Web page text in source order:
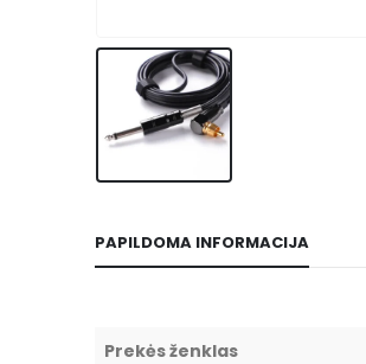
PAPILDOMA INFORMACIJA
Prekės ženklas